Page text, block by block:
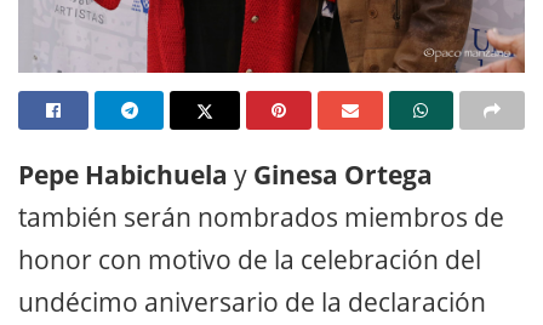
Pepe Habichuela y Ginesa Ortega
también serán nombrados miembros de
honor con motivo de la celebración del
undécimo aniversario de la declaración